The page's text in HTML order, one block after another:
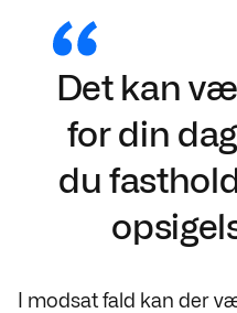
Det kan
for din
du
I modsat fald kan der